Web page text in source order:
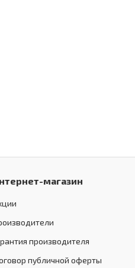
магазин
производителя
публичной оферты